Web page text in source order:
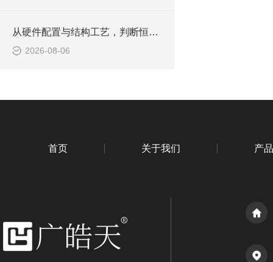
从硬件配置与结构工艺，判断恒温恒湿老化箱品质是否合规
2026-08-06
首页 关于我们 产